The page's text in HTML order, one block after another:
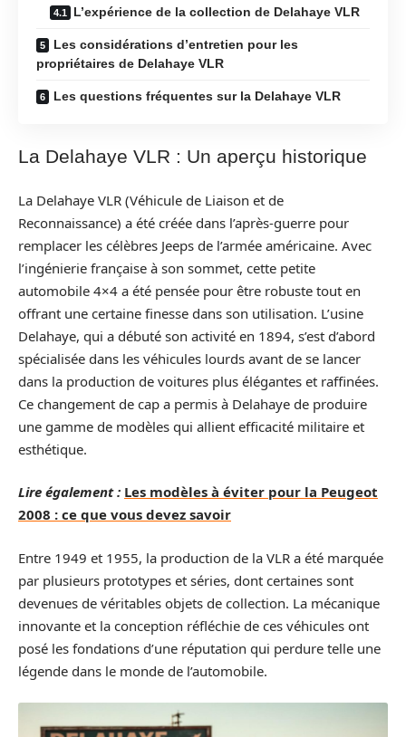
L’expérience de la collection de Delahaye VLR
Les considérations d’entretien pour les
propriétaires de Delahaye VLR
Les questions fréquentes sur la Delahaye VLR
La Delahaye VLR : Un aperçu historique
La Delahaye VLR (Véhicule de Liaison et de
Reconnaissance) a été créée dans l’après-guerre pour
remplacer les célèbres Jeeps de l’armée américaine. Avec
l’ingénierie française à son sommet, cette petite
automobile 4×4 a été pensée pour être robuste tout en
offrant une certaine finesse dans son utilisation. L’usine
Delahaye, qui a débuté son activité en 1894, s’est d’abord
spécialisée dans les véhicules lourds avant de se lancer
dans la production de voitures plus élégantes et raffinées.
Ce changement de cap a permis à Delahaye de produire
une gamme de modèles qui allient efficacité militaire et
esthétique.
Lire également : Les modèles à éviter pour la Peugeot
2008 : ce que vous devez savoir
Entre 1949 et 1955, la production de la VLR a été marquée
par plusieurs prototypes et séries, dont certaines sont
devenues de véritables objets de collection. La mécanique
innovante et la conception réfléchie de ces véhicules ont
posé les fondations d’une réputation qui perdure telle une
légende dans le monde de l’automobile.